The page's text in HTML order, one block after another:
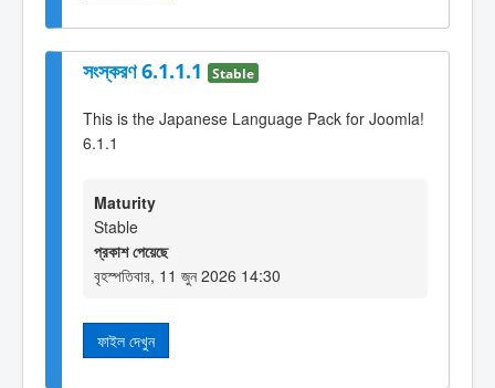
সংস্করণ 6.1.1.1 Stable
This is the Japanese Language Pack for Joomla!
6.1.1
Maturity
Stable
প্রকাশ পেয়েছে
বৃহস্পতিবার, 11 জুন 2026 14:30
ফাইল দেখুন